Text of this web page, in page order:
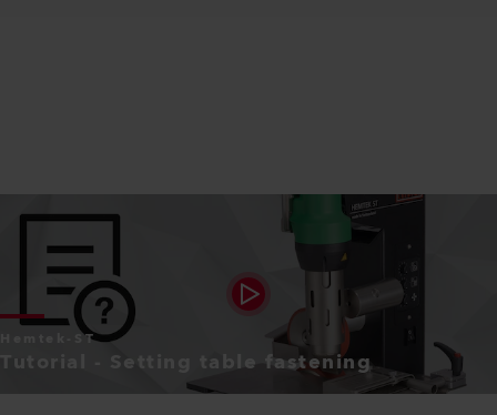
Hemtek-ST
Tutorial - Setting table fastening